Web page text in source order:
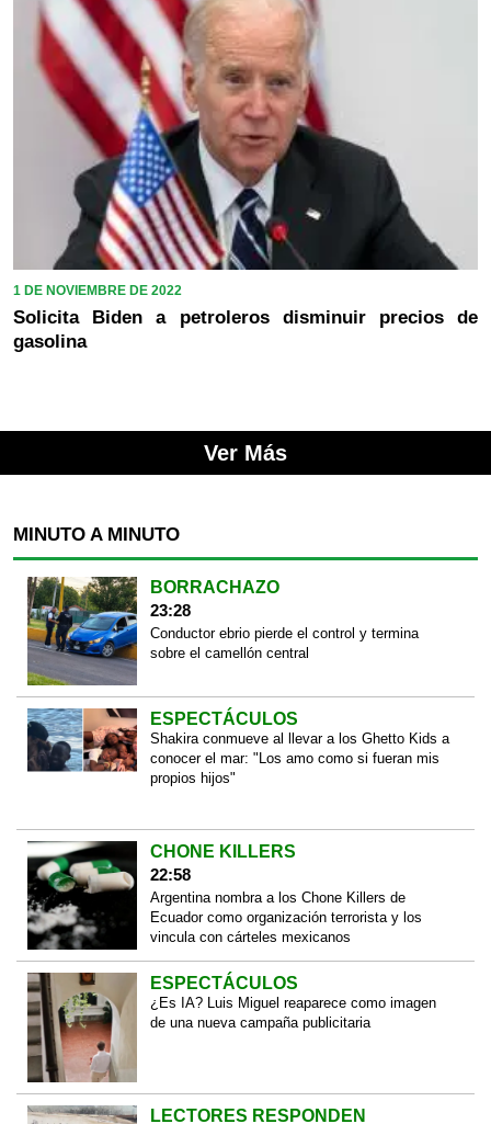
1 DE NOVIEMBRE DE 2022
Solicita Biden a petroleros disminuir precios de
gasolina
Ver Más
MINUTO A MINUTO
BORRACHAZO
23:28
Conductor ebrio pierde el control y termina
sobre el camellón central
ESPECTÁCULOS
Shakira conmueve al llevar a los Ghetto Kids a
conocer el mar: "Los amo como si fueran mis
propios hijos"
CHONE KILLERS
22:58
Argentina nombra a los Chone Killers de
Ecuador como organización terrorista y los
vincula con cárteles mexicanos
ESPECTÁCULOS
¿Es IA? Luis Miguel reaparece como imagen
de una nueva campaña publicitaria
LECTORES RESPONDEN